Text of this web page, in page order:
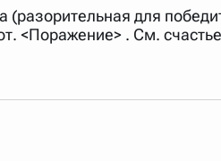
для
<Поражение> . См. счастье